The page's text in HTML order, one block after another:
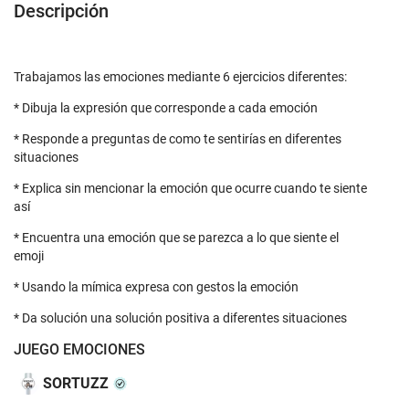
Descripción
Trabajamos las emociones mediante 6 ejercicios diferentes:
* Dibuja la expresión que corresponde a cada emoción
* Responde a preguntas de como te sentirías en diferentes
situaciones
* Explica sin mencionar la emoción que ocurre cuando te siente
así
* Encuentra una emoción que se parezca a lo que siente el
emoji
* Usando la mímica expresa con gestos la emoción
* Da solución una solución positiva a diferentes situaciones
JUEGO EMOCIONES
SORTUZZ